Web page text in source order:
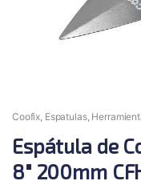
Coofix, Espatulas,
Espátula de
8″ 200mm